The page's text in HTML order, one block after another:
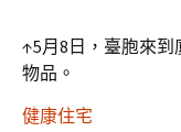
↑5月8日，臺胞來到
物品。
健康住宅